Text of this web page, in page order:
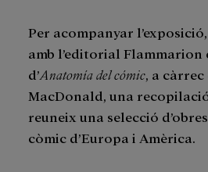
Per acompanyar
amb l’editorial
d’Anatomía del cómic, a càrrec
MacDonald, una
reuneix una selecció
còmic d’Europa i Amèrica.